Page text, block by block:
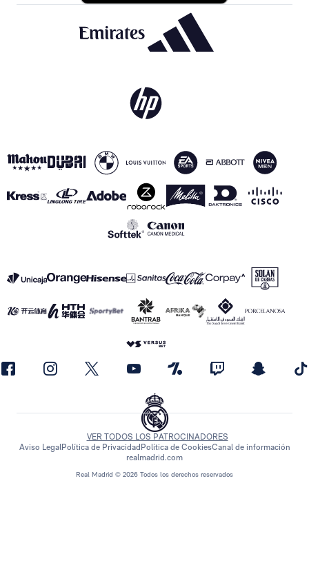
Real Madrid © 2026 Todos los derechos reservados
VER TODOS LOS PATROCINADORES
Aviso LegalPolítica de Privacidad Política de CookiesCanal de información
realmadrid.com